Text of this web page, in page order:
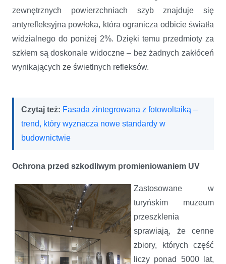
zewnętrznych powierzchniach szyb znajduje się
antyrefleksyjna powłoka, która ogranicza odbicie światła
widzialnego do poniżej 2%. Dzięki temu przedmioty za
szkłem są doskonale widoczne – bez żadnych zakłóceń
wynikających ze świetlnych refleksów.
Czytaj też: Fasada zintegrowana z fotowoltaiką –
trend, który wyznacza nowe standardy w
budownictwie
Ochrona przed szkodliwym promieniowaniem UV
Zastosowane w
turyńskim muzeum
przeszklenia
sprawiają, że cenne
zbiory, których część
liczy ponad 5000 lat,